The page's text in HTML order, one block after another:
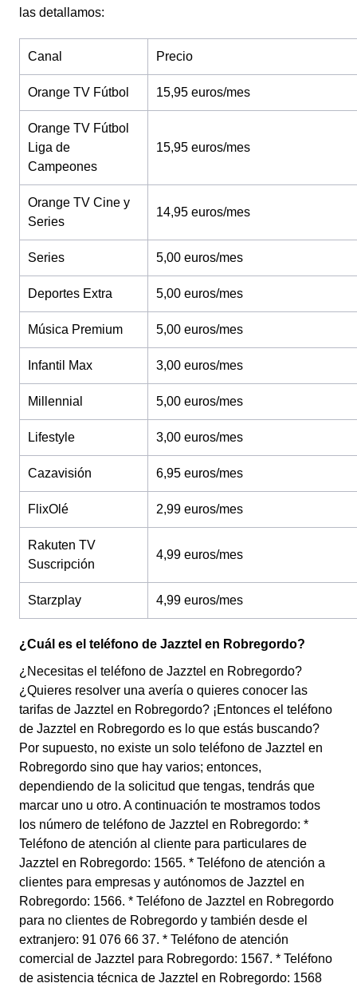
las detallamos:
Canal Precio
Orange TV Fútbol 15,95 euros/mes
Orange TV Fútbol
Liga de
Campeones
15,95 euros/mes
Orange TV Cine y
Series
14,95 euros/mes
Series 5,00 euros/mes
Deportes Extra 5,00 euros/mes
Música Premium 5,00 euros/mes
Infantil Max 3,00 euros/mes
Millennial 5,00 euros/mes
Lifestyle 3,00 euros/mes
Cazavisión 6,95 euros/mes
FlixOlé 2,99 euros/mes
Rakuten TV
Suscripción
4,99 euros/mes
Starzplay 4,99 euros/mes
¿Cuál es el teléfono de Jazztel en Robregordo?
¿Necesitas el teléfono de Jazztel en Robregordo?
¿Quieres resolver una avería o quieres conocer las
tarifas de Jazztel en Robregordo? ¡Entonces el teléfono
de Jazztel en Robregordo es lo que estás buscando?
Por supuesto, no existe un solo teléfono de Jazztel en
Robregordo sino que hay varios; entonces,
dependiendo de la solicitud que tengas, tendrás que
marcar uno u otro. A continuación te mostramos todos
los número de teléfono de Jazztel en Robregordo: *
Teléfono de atención al cliente para particulares de
Jazztel en Robregordo: 1565. * Teléfono de atención a
clientes para empresas y autónomos de Jazztel en
Robregordo: 1566. * Teléfono de Jazztel en Robregordo
para no clientes de Robregordo y también desde el
extranjero: 91 076 66 37. * Teléfono de atención
comercial de Jazztel para Robregordo: 1567. * Teléfono
de asistencia técnica de Jazztel en Robregordo: 1568